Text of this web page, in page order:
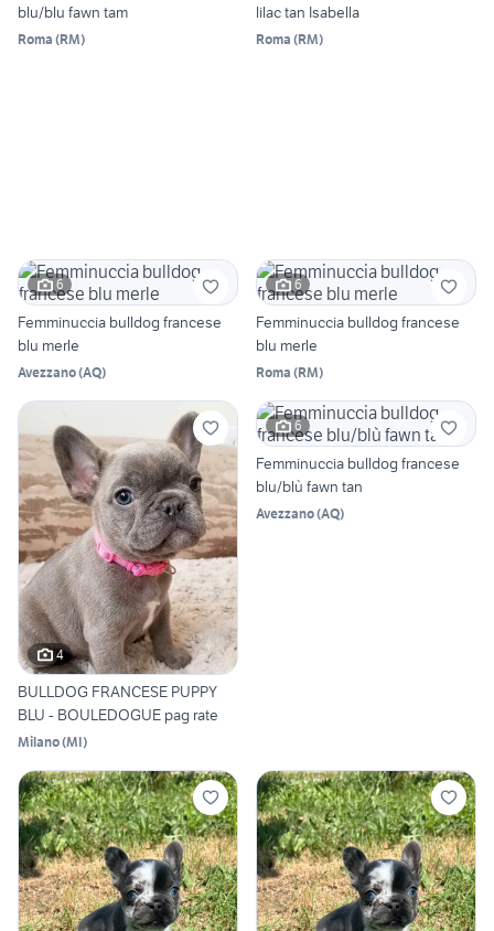
blu/blu fawn tam
Roma (RM)
lilac tan Isabella
Roma (RM)
6
Femminuccia bulldog francese
blu merle
Avezzano(AQ)
6
Femminuccia bulldog francese
blu merle
Roma (RM)
4
BULLDOG FRANCESE PUPPY
BLU - BOULEDOGUE pag rate
Milano(MI)
6
Femminuccia bulldog francese
blu/blù fawn tan
Avezzano(AQ)